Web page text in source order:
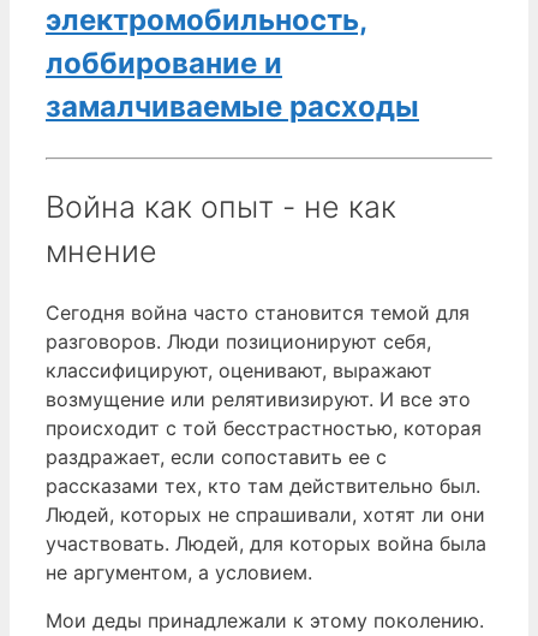
электромобильность,
лоббирование и
замалчиваемые расходы
Война как опыт - не как
мнение
Сегодня война часто становится темой для
разговоров. Люди позиционируют себя,
классифицируют, оценивают, выражают
возмущение или релятивизируют. И все это
происходит с той бесстрастностью, которая
раздражает, если сопоставить ее с
рассказами тех, кто там действительно был.
Людей, которых не спрашивали, хотят ли они
участвовать. Людей, для которых война была
не аргументом, а условием.
Мои деды принадлежали к этому поколению.